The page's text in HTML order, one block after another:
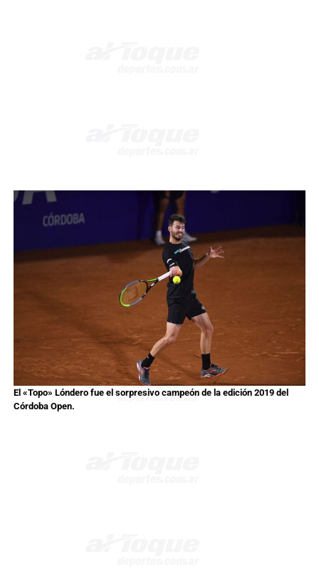
El «Topo» Lóndero fue el sorpresivo campeón de la edición 2019 del
Córdoba Open.